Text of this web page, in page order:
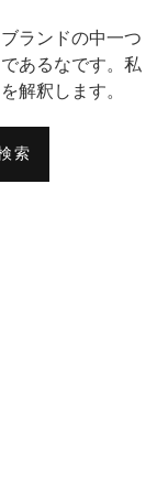
ランドの中一つ
あるなです。私
解釈します。